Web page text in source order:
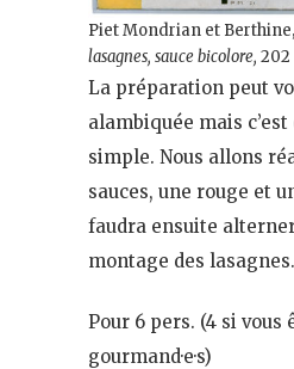
Piet Mondrian et Berthine,
lasagnes, sauce bicolore, 202
La préparation peut
alambiquée mais
simple. Nous allons
sauces, une rouge et
faudra ensuite
montage des lasagnes.
Pour 6 pers. (4 si vous
gourmand·e·s)